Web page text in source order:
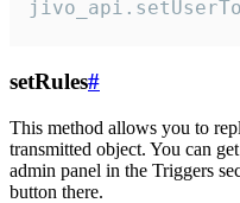
setRules#
This method allows you to
transmitted object. You can
admin panel in the Triggers
button there.